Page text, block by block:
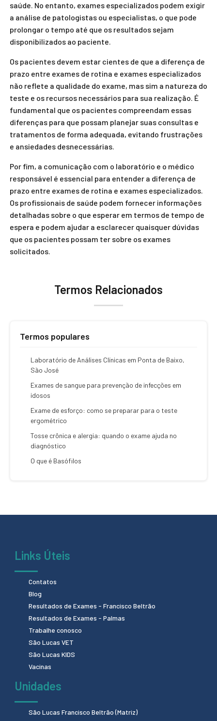
saúde. No entanto, exames especializados podem exigir
a análise de patologistas ou especialistas, o que pode
prolongar o tempo até que os resultados sejam
disponibilizados ao paciente.
Os pacientes devem estar cientes de que a diferença de
prazo entre exames de rotina e exames especializados
não reflete a qualidade do exame, mas sim a natureza do
teste e os recursos necessários para sua realização. É
fundamental que os pacientes compreendam essas
diferenças para que possam planejar suas consultas e
tratamentos de forma adequada, evitando frustrações
e ansiedades desnecessárias.
Por fim, a comunicação com o laboratório e o médico
responsável é essencial para entender a diferença de
prazo entre exames de rotina e exames especializados.
Os profissionais de saúde podem fornecer informações
detalhadas sobre o que esperar em termos de tempo de
espera e podem ajudar a esclarecer quaisquer dúvidas
que os pacientes possam ter sobre os exames
solicitados.
Termos Relacionados
Termos populares
Laboratório de Análises Clínicas em Ponta de Baixo,
São José
Exames de sangue para prevenção de infecções em
idosos
Exame de esforço: como se preparar para o teste
ergométrico
Tosse crônica e alergia: quando o exame ajuda no
diagnóstico
O que é Basófilos
Links Úteis
Contatos
Blog
Resultados de Exames - Francisco Beltrão
Resultados de Exames - Palmas
Trabalhe conosco
São Lucas VET
São Lucas KIDS
Vacinas
Unidades
São Lucas Francisco Beltrão (Matriz)